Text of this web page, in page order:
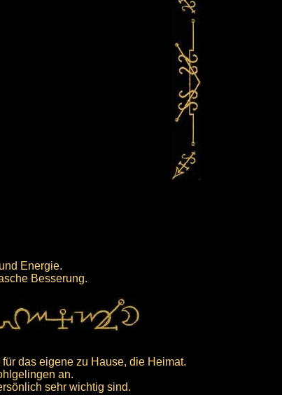
Energie.
Besserung.
das eigene zu Hause, die Heimat.
an.
sehr wichtig sind.